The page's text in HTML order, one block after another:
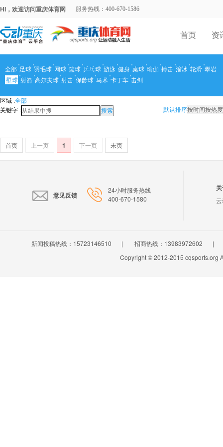
HI，欢迎访问重庆体育网 服务热线：400-670-1586
首页 资
全部 足球 羽毛球 网球 篮球 乒乓球 游泳 健身 桌球 瑜伽 搏击 溜冰 轮滑 攀岩
壁球 射箭 高尔夫球 射击 保龄球 马术 卡丁车 击剑
区域 :全部
关键字 : 搜索 默认排序按时间按热度
首页 上一页 1 下一页 未页
意见反馈
24小时服务热线
400-670-1580
新闻投稿热线：15723146510 | 招商热线：13983972602
|
Copyright © 2012-2015 cqsports.org